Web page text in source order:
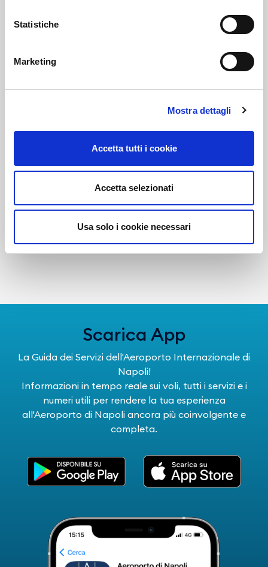
Statistiche
Marketing
Mostra dettagli
Accetta tutti i cookie
Accetta selezionati
Usa solo i cookie necessari
Bar e Ristoranti
Scarica App
La Guida dei Servizi dell'Aeroporto Internazionale di
Napoli!
Informazioni in tempo reale sui voli, tutti i servizi e i
numeri utili per rendere la tua esperienza
all'Aeroporto di Napoli ancora più coinvolgente e
completa.